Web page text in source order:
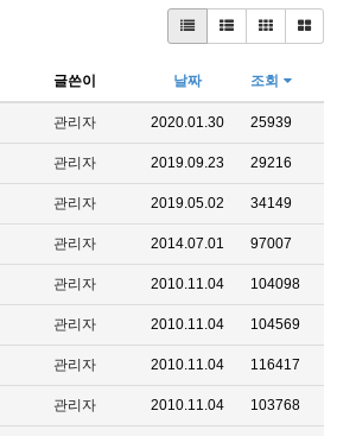
글쓴이 날짜 조회
관리자 2020.01.30 25939
관리자 2019.09.23 29216
관리자 2019.05.02 34149
관리자 2014.07.01 97007
관리자 2010.11.04 104098
관리자 2010.11.04 104569
관리자 2010.11.04 116417
관리자 2010.11.04 103768